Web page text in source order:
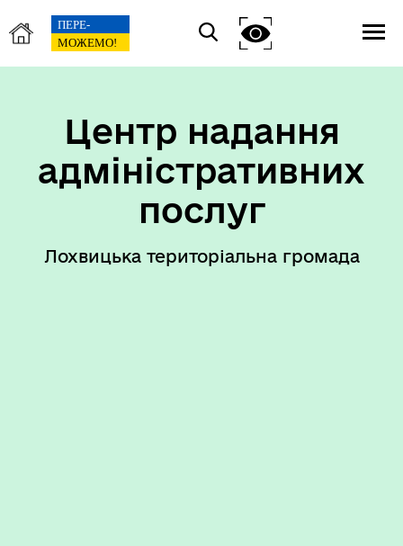
Центр надання
адміністративних
послуг
Лохвицька територіальна громада